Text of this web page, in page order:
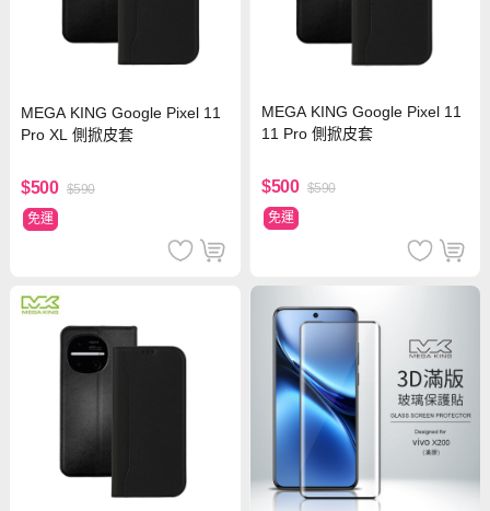
MEGA KING Google Pixel 11
Pro XL 側掀皮套
$500 $590
免運
MEGA KING Google Pixel 11
11 Pro 側掀皮套
$500 $590
免運